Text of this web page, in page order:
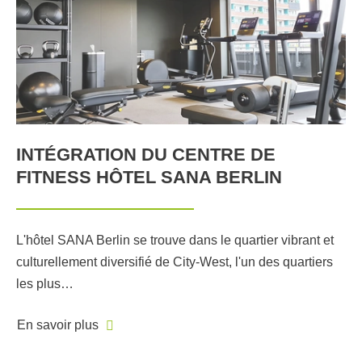
INTÉGRATION DU CENTRE DE
FITNESS HÔTEL SANA BERLIN
L'hôtel SANA Berlin se trouve dans le quartier vibrant et
culturellement diversifié de City-West, l'un des quartiers
les plus…
En savoir plus